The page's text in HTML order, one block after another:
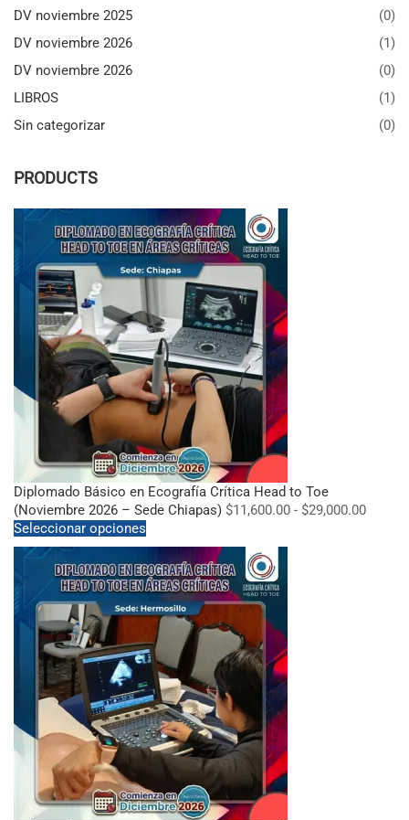
DV noviembre 2025
(0)
DV noviembre 2026
(1)
DV noviembre 2026
(0)
LIBROS
(1)
Sin categorizar
(0)
PRODUCTS
Diplomado Básico en Ecografía Crítica Head to Toe
(Noviembre 2026 – Sede Chiapas) $11,600.00 - $29,000.00
Seleccionar opciones